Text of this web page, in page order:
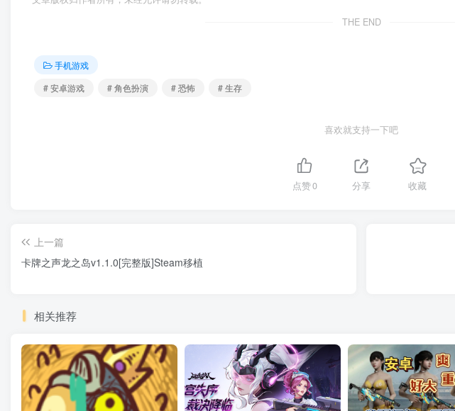
THE END
手机游戏
# 安卓游戏
# 角色扮演 # 恐怖 # 生存
喜欢就支持一下吧
点赞0 分享 收藏
上一篇
卡牌之声龙之岛v1.1.0[完整版]Steam移植
相关推荐